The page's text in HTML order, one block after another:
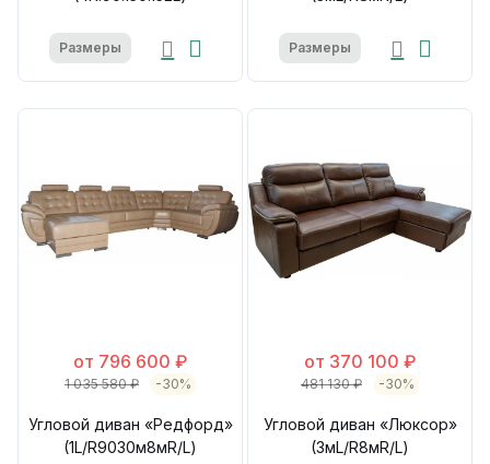
Размеры Размеры
от 796 600 ₽
1 035 580 ₽ -30%
Угловой диван «Редфорд»
(1L/R9030м8мR/L)
от 370 100 ₽
481 130 ₽ -30%
Угловой диван «Люксор»
(3мL/R8мR/L)